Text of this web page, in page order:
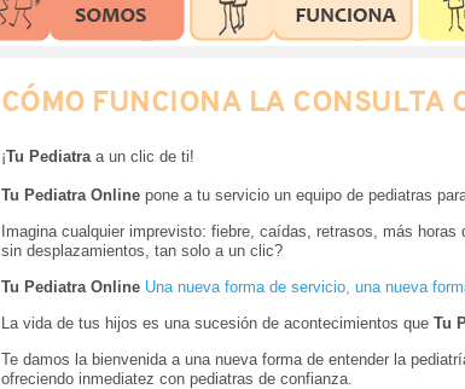
CÓMO FUNCIONA LA CONSULTA
¡Tu Pediatraa un clic de ti!
Tu Pediatra Onlinepone a tu servicio un equipo de pediatras
Imagina cualquier imprevisto: fiebre, caídas, retrasos, más horas
sin desplazamientos, tan solo a un clic?
Tu Pediatra Online Una nueva forma de servicio, una nueva
La vida de tus hijos es una sucesión de acontecimientos que Tu
Te damos la bienvenida a una nueva forma de entender la
ofreciendo inmediatez con pediatras de confianza.